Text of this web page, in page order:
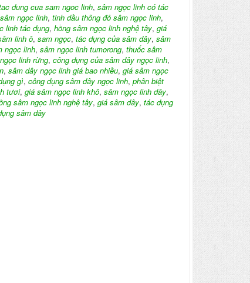
dung cua sam ngoc linh, sâm ngọc linh có tác
ngọc linh, tinh dầu thông đỏ sâm ngọc linh,
linh tác dụng, hồng sâm ngọc linh nghệ tây, giá
linh ô, sam ngọc, tác dụng của sâm dây, sâm
ngọc linh, sâm ngọc linh tumorong, thuốc sâm
linh rừng, công dụng của sâm dây ngọc linh,
, sâm dây ngọc linh giá bao nhiều, giá sâm ngọc
gì, công dụng sâm dây ngọc linh, phân biệt
tươi, giá sâm ngọc linh khô, sâm ngọc linh dây,
sâm ngọc linh nghệ tây, giá sâm dây, tác dụng
sâm dây